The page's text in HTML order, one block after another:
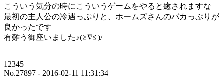
こういう気分の時にこういうゲームをやると癒されますな
最初の主人公の冷遇っぷりと、ホームズさんのバカっぷりが
良かったです
有難う御座いました♪(≧∇≦)/
12345
No.27897 - 2016-02-11 11:31:34